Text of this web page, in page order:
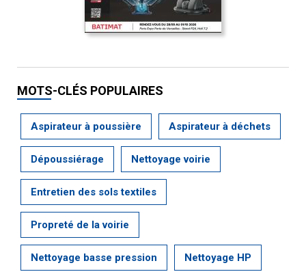
MOTS-CLÉS POPULAIRES
Aspirateur à poussière Aspirateur à déchets
Dépoussiérage Nettoyage voirie
Entretien des sols textiles
Propreté de la voirie
Nettoyage basse pression Nettoyage HP